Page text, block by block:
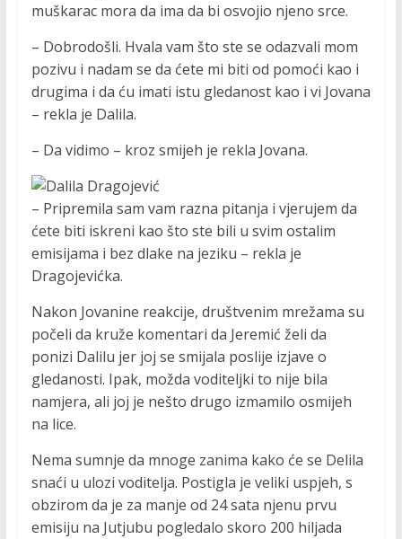
muškarac mora da ima da bi osvojio njeno srce.
– Dobrodošli. Hvala vam što ste se odazvali mom
pozivu i nadam se da ćete mi biti od pomoći kao i
drugima i da ću imati istu gledanost kao i vi Jovana
– rekla je Dalila.
– Da vidimo – kroz smijeh je rekla Jovana.
– Pripremila sam vam razna pitanja i vjerujem da
ćete biti iskreni kao što ste bili u svim ostalim
emisijama i bez dlake na jeziku – rekla je
Dragojevićka.
Nakon Jovanine reakcije, društvenim mrežama su
počeli da kruže komentari da Jeremić želi da
ponizi Dalilu jer joj se smijala poslije izjave o
gledanosti. Ipak, možda voditeljki to nije bila
namjera, ali joj je nešto drugo izmamilo osmijeh
na lice.
Nema sumnje da mnoge zanima kako će se Delila
snaći u ulozi voditelja. Postigla je veliki uspjeh, s
obzirom da je za manje od 24 sata njenu prvu
emisiju na Jutjubu pogledalo skoro 200 hiljada